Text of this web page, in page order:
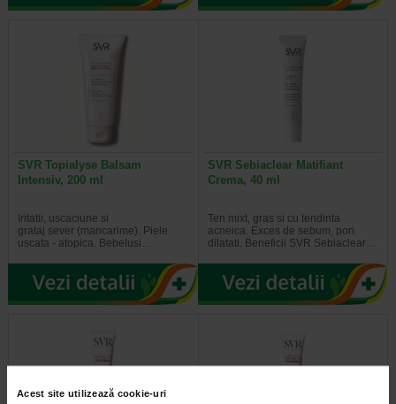
Acest site utilizează cookie-uri
SVR Topialyse Balsam
Intensiv, 200 ml
Iritatii, uscaciune si
grataj sever (mancarime). Piele
uscata - atopica. Bebelusi…
SVR Sebiaclear Matifiant
Crema, 40 ml
Ten mixt, gras si cu tendinta
acneica. Exces de sebum, pori
dilatati. Beneficii SVR Sebiaclear…